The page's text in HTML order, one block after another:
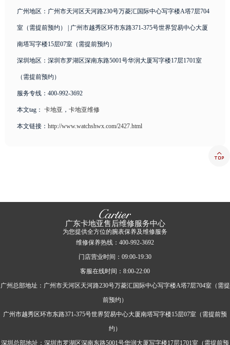
广州地区：广州市天河区天河路230号万菱汇国际中心写字楼A塔7层704
室（需提前预约） | 广州市越秀区环市东路371-375号世界贸易中心大厦
南塔写字楼15层07室（需提前预约）
深圳地区：深圳市罗湖区深南东路5001号华润大厦写字楼17层1701室
（需提前预约）
服务专线：400-992-3692
本文tag： 卡地亚 ， 卡地亚维修
本文链接： http://www.watchshwx.com/2427.html
广东卡地亚售后维修服务中心
为您提供全方位的腕表保养及维修服务
维修保养热线：400-992-3692
门店营业时间：09:00-19:30
客服在线时间：8:00-22:00
广州总部地址：广州市天河区天河路230号万菱汇国际中心写字楼A塔7层704室（需提
前预约）
广州市越秀区环市东路371-375号世界贸易中心大厦南塔写字楼15层07室（需提前预
约）
深圳总部地址：深圳市罗湖区深南东路5001号华润大厦写字楼17层1701室（需提前预
